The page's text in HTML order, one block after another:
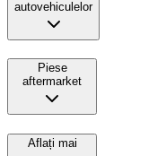
autovehiculelor
Piese
aftermarket
Aflați mai